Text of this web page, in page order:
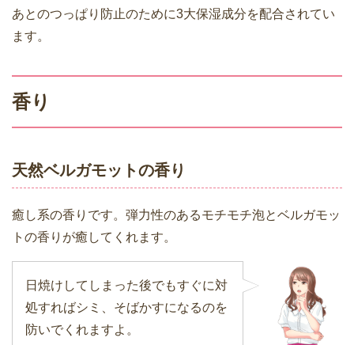
あとのつっぱり防止のために3大保湿成分を配合されてい
ます。
香り
天然ベルガモットの香り
癒し系の香りです。弾力性のあるモチモチ泡とベルガモッ
トの香りが癒してくれます。
日焼けしてしまった後でもすぐに対
処すればシミ、そばかすになるのを
防いでくれますよ。